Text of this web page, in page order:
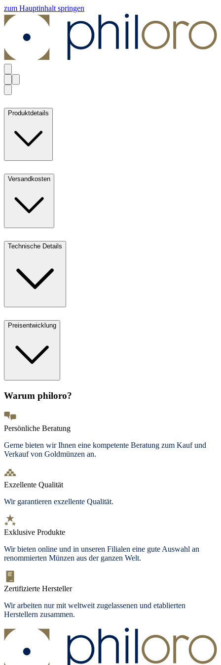
zum Hauptinhalt springen
Produktdetails
Versandkosten
Technische Details
Preisentwicklung
Warum philoro?
Persönliche Beratung
Gerne bieten wir Ihnen eine kompetente Beratung zum Kauf und
Verkauf von Goldmünzen an.
Exzellente Qualität
Wir garantieren exzellente Qualität.
Exklusive Produkte
Wir bieten online und in unseren Filialen eine gute Auswahl an
renommierten Münzen aus der ganzen Welt.
Zertifizierte Hersteller
Wir arbeiten nur mit weltweit zugelassenen und etablierten
Herstellern zusammen.